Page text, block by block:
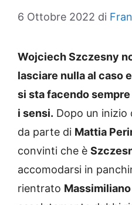
6 Ottobre 2022 di
Wojciech Szczesny
lasciare nulla al caso
si sta facendo
i sensi. Dopo un
da parte di Mattia
convinti che è
accomodarsi in
rientrato